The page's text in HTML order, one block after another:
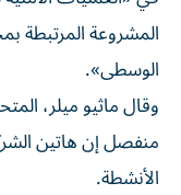
المشروعة المرتبطة
الوسطى».
وقال ماثيو ميلر،
منفصل إن هاتين
الأنشطة.